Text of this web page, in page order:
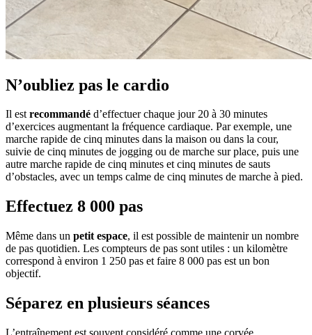
N’oubliez pas le cardio
Il estrecommandé d’effectuer chaque jour 20 à 30 minutes
d’exercices augmentant la fréquence cardiaque. Par exemple, une
marche rapide de cinq minutes dans la maison ou dans la cour,
suivie de cinq minutes de jogging ou de marche sur place, puis une
autre marche rapide de cinq minutes et cinq minutes de sauts
d’obstacles, avec un temps calme de cinq minutes de marche à pied.
Effectuez 8 000 pas
Même dans un petit espace, il est possible de maintenir un nombre
de pas quotidien. Les compteurs de pas sont utiles : un kilomètre
correspond à environ 1 250 pas et faire 8 000 pas est un bon
objectif.
Séparez en plusieurs séances
L’entraînement est souvent considéré comme une corvée